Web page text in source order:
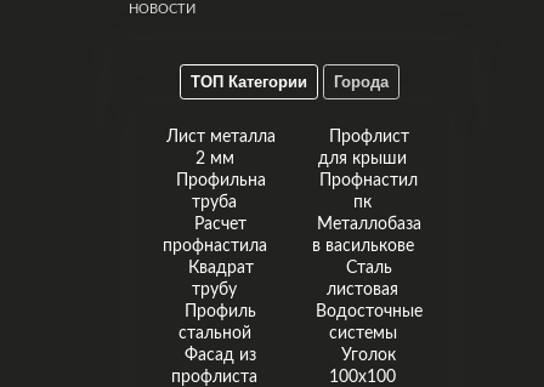
НОВОСТИ
ТОП Категории Города
Лист металла
2 мм
Профильна
труба
Расчет
профнастила
Квадрат
трубу
Профиль
стальной
Фасад из
профлиста
Профлист
для крыши
Профнастил
пк
Металлобаза
в василькове
Сталь
листовая
Водосточные
системы
Уголок
100x100